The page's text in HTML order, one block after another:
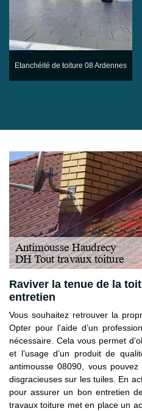
Etanchéité de toiture 08 Ardennes
Raviver la tenue de la
entretien
Vous souhaitez retrouver la
Opter pour l’aide d’un
nécessaire. Cela vous permet
et l’usage d’un produit de
antimousse 08090, vous
disgracieuses sur les tuiles. En
pour assurer un bon entretien
travaux toiture met en place un